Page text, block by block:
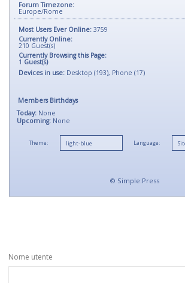
Forum Timezone:
Europe/Rome
Most Users Ever Online: 3759
Currently Online:
210 Guest(s)
Currently Browsing this Page:
1 Guest(s)
Devices in use: Desktop (193), Phone (17)
Members Birthdays
Today: None
Upcoming: None
Theme: Language:
© Simple:Press
Nome utente